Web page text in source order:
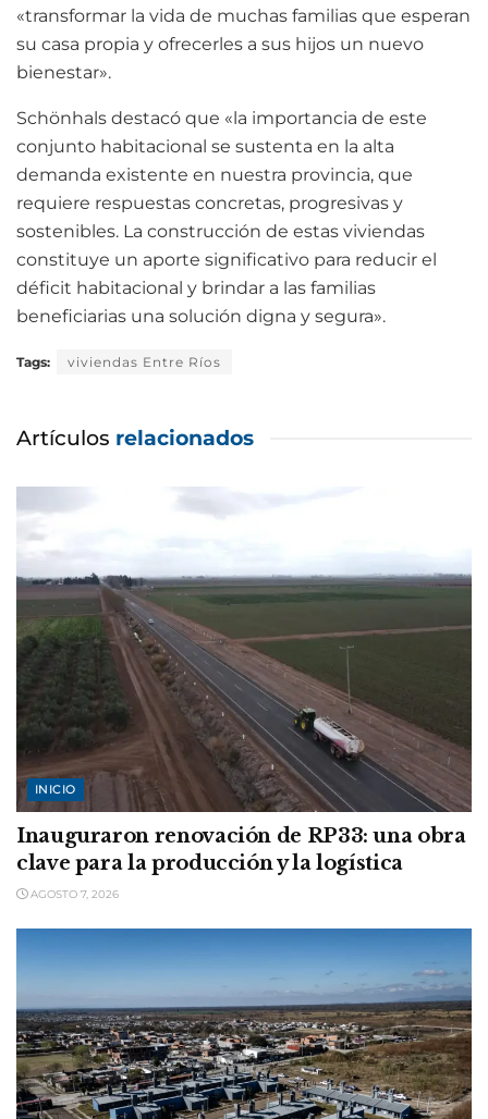
«transformar la vida de muchas familias que esperan
su casa propia y ofrecerles a sus hijos un nuevo
bienestar».
Schönhals destacó que «la importancia de este
conjunto habitacional se sustenta en la alta
demanda existente en nuestra provincia, que
requiere respuestas concretas, progresivas y
sostenibles. La construcción de estas viviendas
constituye un aporte significativo para reducir el
déficit habitacional y brindar a las familias
beneficiarias una solución digna y segura».
Tags: viviendas Entre Ríos
Artículos relacionados
INICIO
Inauguraron renovación de RP33: una obra
clave para la producción y la logística
AGOSTO 7, 2026